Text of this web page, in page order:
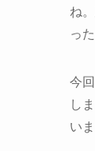
ね
っ
今
し
い